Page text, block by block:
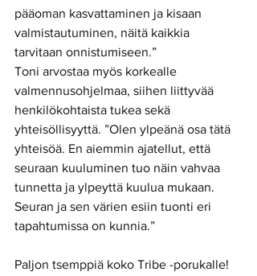
pääoman kasvattaminen ja kisaan
valmistautuminen, näitä kaikkia
tarvitaan onnistumiseen.”
Toni arvostaa myös korkealle
valmennusohjelmaa, siihen liittyvää
henkilökohtaista tukea sekä
yhteisöllisyyttä. ”Olen ylpeänä osa tätä
yhteisöä. En aiemmin ajatellut, että
seuraan kuuluminen tuo näin vahvaa
tunnetta ja ylpeyttä kuulua mukaan.
Seuran ja sen värien esiin tuonti eri
tapahtumissa on kunnia.”
Paljon tsemppiä koko Tribe -porukalle!